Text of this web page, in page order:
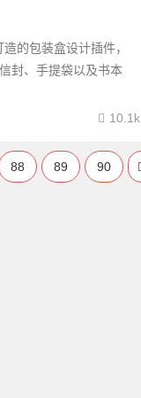
的包装盒设计插件，
封、手提袋以及书本
10.1k
88 89 90